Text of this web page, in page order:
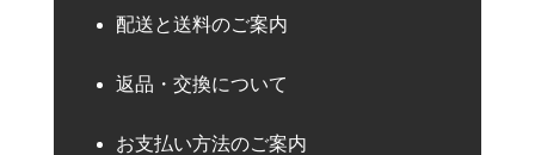
配送と送料のご案内
返品・交換について
お支払い方法のご案内